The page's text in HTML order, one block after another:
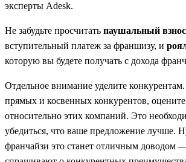
эксперты Adesk.
Не забудьте просчитать паушальный взнос
вступительный платеж за франшизу, и
которую вы будете получать с дохода
Отдельное внимание уделите
прямых и косвенных конкурентов,
относительно этих компаний. Это
убедиться, что ваше предложение лучше.
франчайзи это станет отличным доводом